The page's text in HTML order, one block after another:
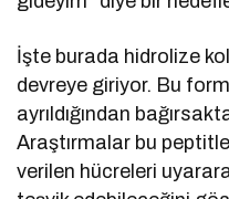
İşte burada hidrolize
devreye giriyor. Bu
ayrıldığından
Araştırmalar bu
verilen hücreleri